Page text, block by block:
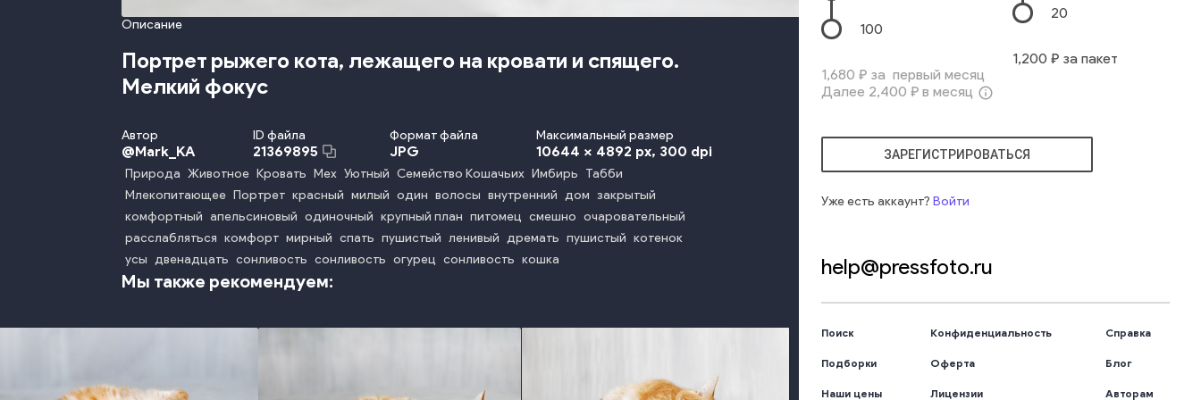
Описание
Портрет рыжего кота, лежащего на кровати и спящего.
Мелкий фокус
Автор
@Mark_KA
ID файла
21369895
Формат файла
JPG
Максимальный размер
10644 x 4892 px, 300 dpi
Природа Животное Кровать Мех Уютный Семейство Кошачьих Имбирь Табби
Млекопитающее Портрет красный милый один волосы внутренний дом закрытый
комфортный апельсиновый одиночный крупный план питомец смешно очаровательный
расслабляться комфорт мирный спать пушистый ленивый дремать пушистый котенок
усы двенадцать сонливость сонливость огурец сонливость кошка
Мы также рекомендуем:
100
1,680 ₽ за первый месяц
Далее 2,400 ₽ в месяц info_outline
20
1,200 ₽ за пакет
ЗАРЕГИСТРИРОВАТЬСЯ
Уже есть аккаунт? Войти
help@pressfoto.ru
Поиск
Подборки
Наши цены
Конфиденциальность
Оферта
Лицензии
Справка
Блог
Авторам